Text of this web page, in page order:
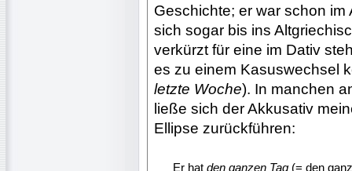
Geschichte; er war schon
sich sogar bis ins
verkürzt für eine im Dativ
es zu einem Kasuswechsel
letzte Woche). In manchen
ließe sich der Akkusativ
Ellipse zurückführen:
Er hat den ganzen Tag (= den